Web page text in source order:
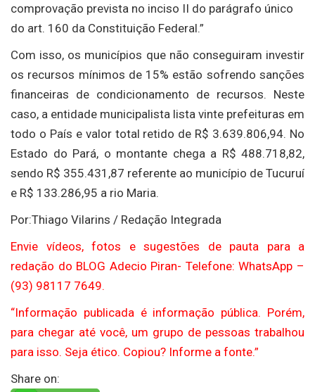
comprovação prevista no inciso II do parágrafo único
do art. 160 da Constituição Federal.”
Com isso, os municípios que não conseguiram investir
os recursos mínimos de 15% estão sofrendo sanções
financeiras de condicionamento de recursos. Neste
caso, a entidade municipalista lista vinte prefeituras em
todo o País e valor total retido de R$ 3.639.806,94. No
Estado do Pará, o montante chega a R$ 488.718,82,
sendo R$ 355.431,87 referente ao município de Tucuruí
e R$ 133.286,95 a rio Maria.
Por:Thiago Vilarins / Redação Integrada
Envie vídeos, fotos e sugestões de pauta para a
redação do BLOG Adecio Piran- Telefone: WhatsApp –
(93) 98117 7649.
“Informação publicada é informação pública. Porém,
para chegar até você, um grupo de pessoas trabalhou
para isso. Seja ético. Copiou? Informe a fonte.”
Share on: